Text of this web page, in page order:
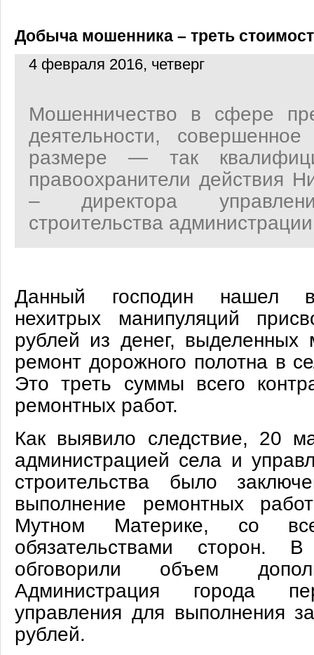
Добыча мошенника – треть
4 февраля 2016, четверг
Мошенничество в сфере
деятельности,
размере — так
правоохранители действия
– директора
строительства
Данный господин нашел
нехитрых манипуляций
рублей из денег, выделенных
ремонт дорожного полотна в
Это треть суммы всего
ремонтных работ.
Как выявило следствие, 20
администрацией села и
строительства было
выполнение ремонтных
Мутном Материке, со
обязательствами сторон.
обговорили объем
Администрация города
управления для выполнения
рублей.